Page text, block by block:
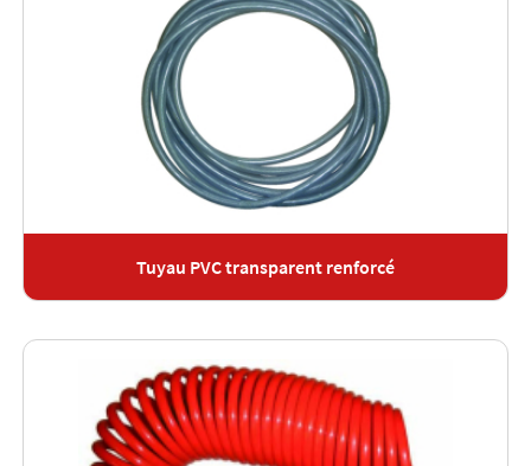
Tuyau PVC transparent renforcé